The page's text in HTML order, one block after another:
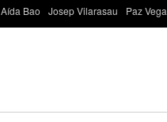
Aída Bao Josep Vilarasau Paz Vega